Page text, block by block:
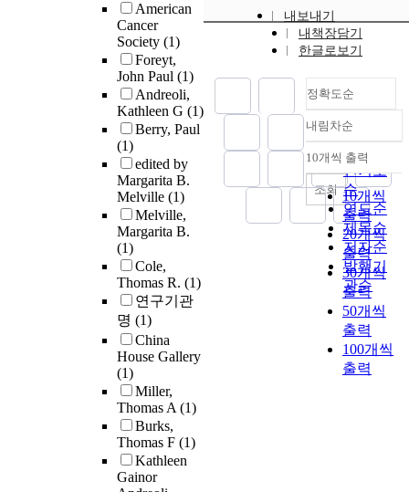
American
Cancer
Society (1)
Foreyt,
John Paul (1)
Andreoli,
Kathleen G (1)
Berry, Paul
(1)
edited by
Margarita B.
Melville (1)
Melville,
Margarita B.
(1)
Cole,
Thomas R. (1)
연구기관
명 (1)
China
House Gallery
(1)
Miller,
Thomas A(1)
Burks,
Thomas F (1)
Kathleen
Gainor
내보내기
내책장담기
한글로보기
정확도순
정확도
순
인기도
순
연도순
제목순
저자순
발행기
관순
내림차순
내림차순
10개씩 출력
10개씩
출력
20개씩
출력
30개씩
출력
50개씩
출력
100개씩
출력
조회